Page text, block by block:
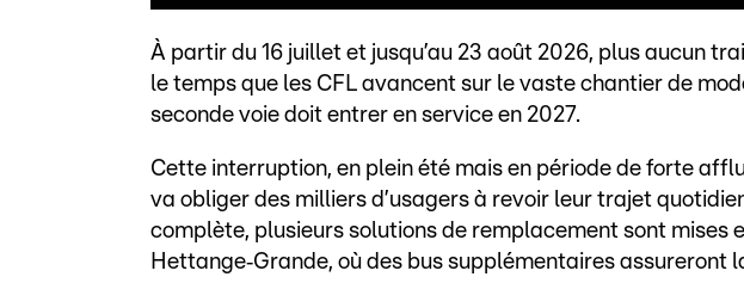
À partir du 16 juillet et jusqu’au 23 août 2026, plus aucun
le temps que les CFL avancent sur le vaste chantier de
seconde voie doit entrer en service en 2027.
Cette interruption, en plein été mais en période de forte
va obliger des milliers d’usagers à revoir leur trajet
complète, plusieurs solutions de remplacement sont mises
Hettange‑Grande, où des bus supplémentaires assureront